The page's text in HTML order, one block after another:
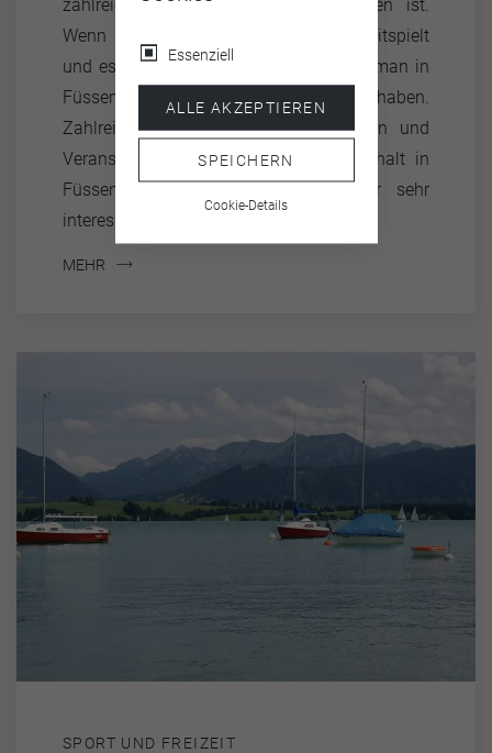
zahlreiche Sport- und Freizeitaktivitäten ist.
Wenn das Wetter jedoch mal nicht mitspielt
und es draußen ungemütlich ist, muss man in
Füssen keine Angst vor Langeweile haben.
Zahlreiche Sehenswürdigkeiten, Museen und
Veranstaltungen machen einen Aufenthalt in
Füssen auch bei schlechtem Wetter sehr
interessant.
MEHR
SPORT UND FREIZEIT
Essenziell
ALLE AKZEPTIEREN
SPEICHERN
Cookie-Details